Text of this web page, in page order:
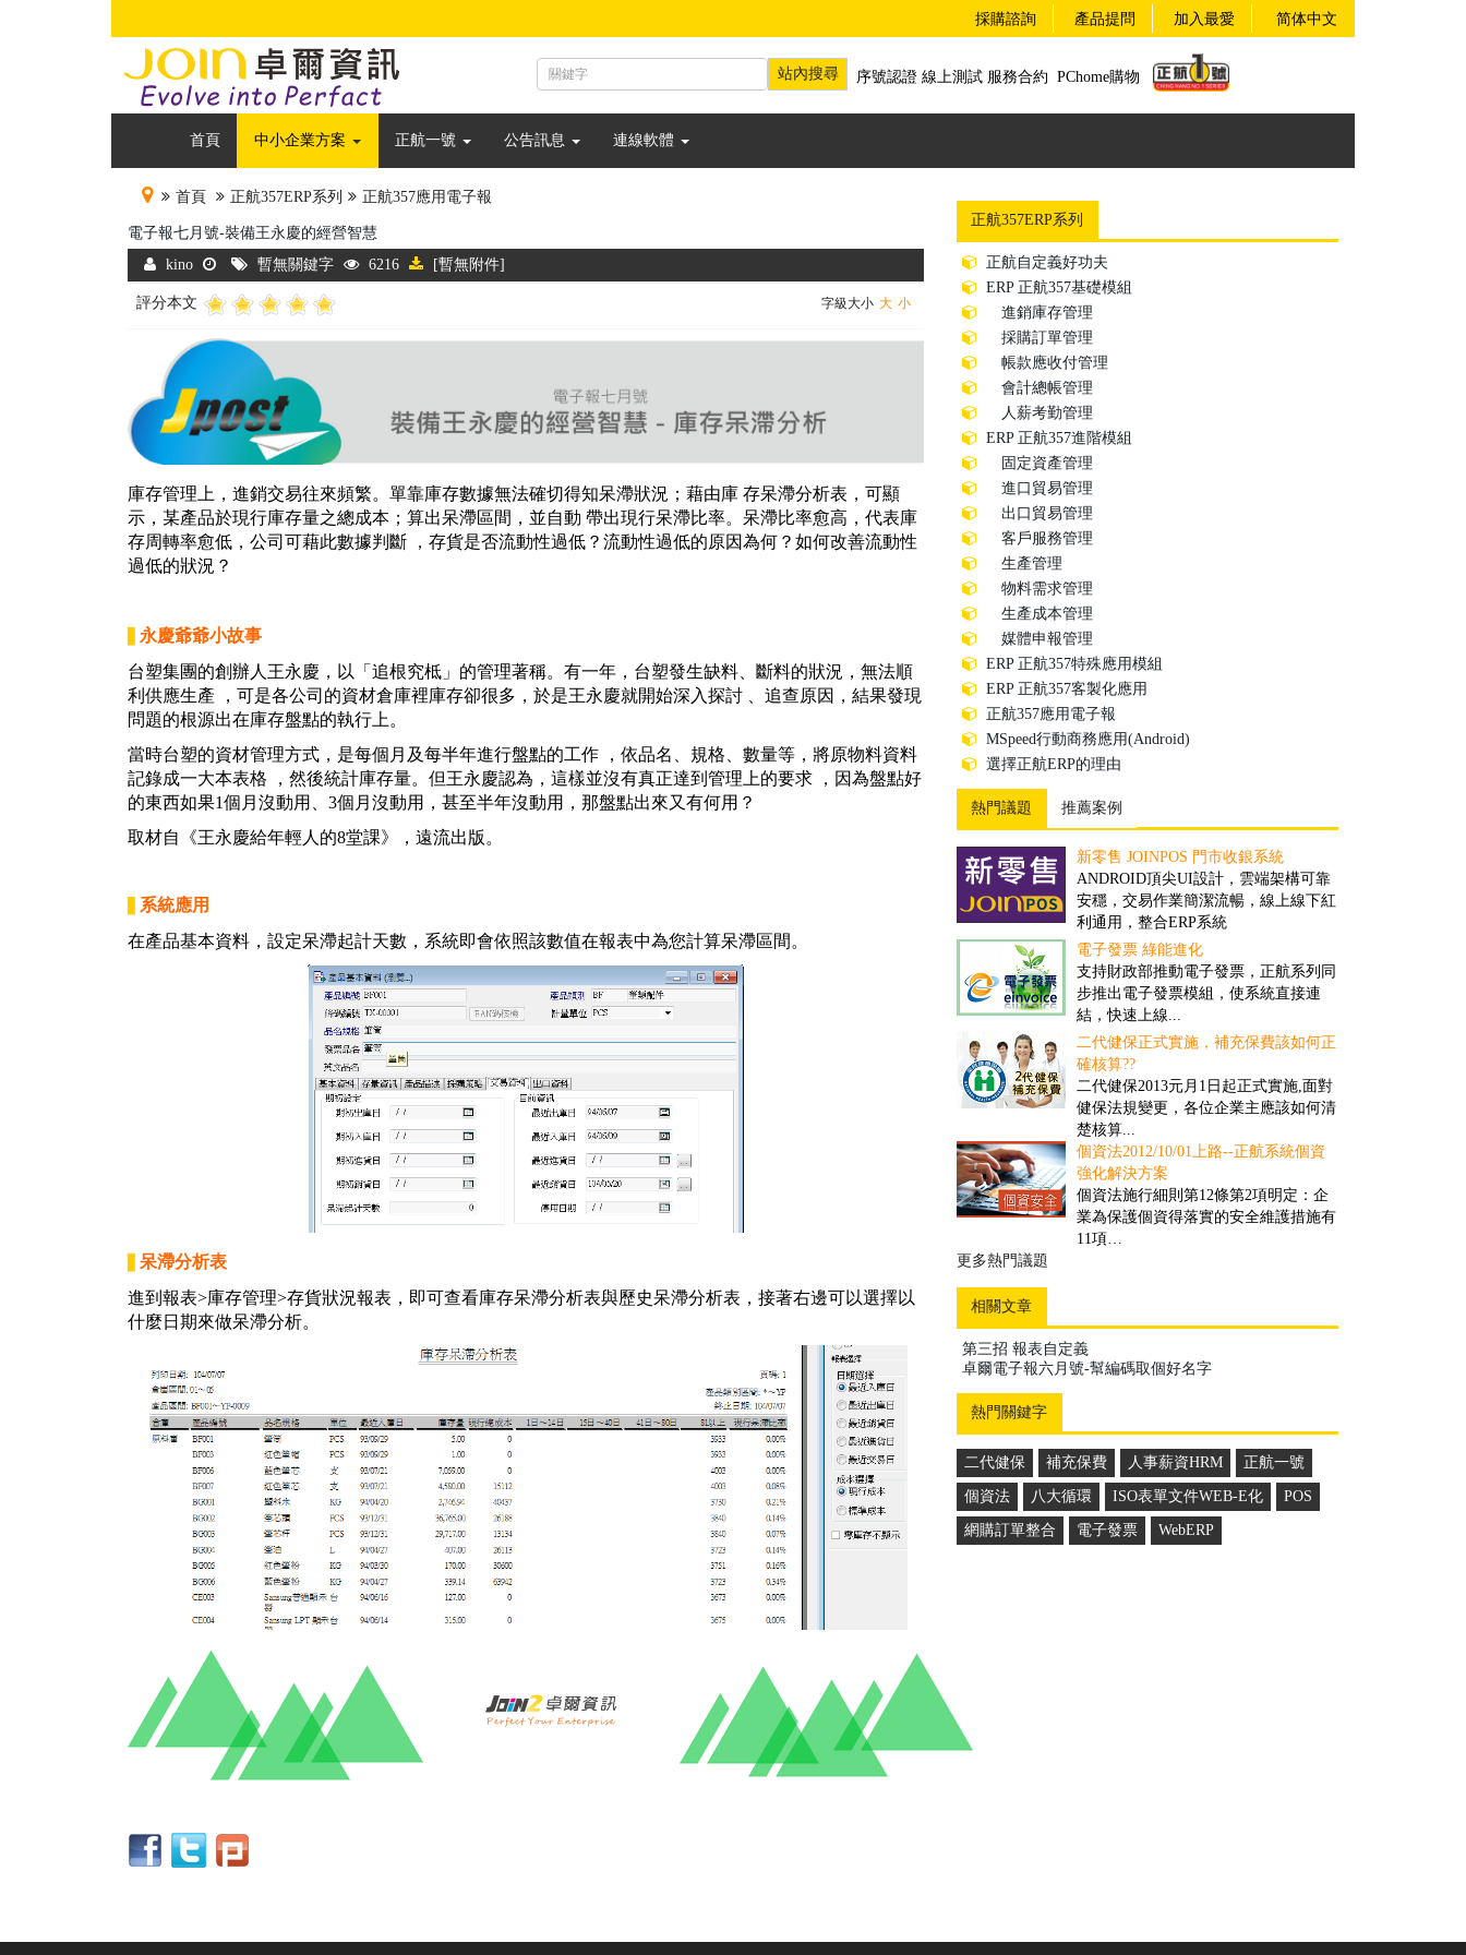
採購諮詢 產品提問 加入最愛 简体中文
序號認證 線上測試 服務合約 PChome購物
首頁 中小企業方案 正航一號 公告訊息 連線軟體
首頁 正航357ERP系列 正航357應用電子報
電子報七月號-裝備王永慶的經營智慧
kino
暫無關鍵字 6216 [暫無附件]
評分本文 字級大小 大 小
庫存管理上，進銷交易往來頻繁。單靠庫存數據無法確切得知呆滯狀況；藉由庫 存呆滯分析表，可顯
示，某產品於現行庫存量之總成本；算出呆滯區間，並自動 帶出現行呆滯比率。呆滯比率愈高，代表庫
存周轉率愈低，公司可藉此數據判斷 ，存貨是否流動性過低？流動性過低的原因為何？如何改善流動性
過低的狀況？
永慶爺爺小故事
台塑集團的創辦人王永慶，以「追根究柢」的管理著稱。有一年，台塑發生缺料、斷料的狀況，無法順
利供應生產 ，可是各公司的資材倉庫裡庫存卻很多，於是王永慶就開始深入探討 、追查原因，結果發現
問題的根源出在庫存盤點的執行上。
當時台塑的資材管理方式，是每個月及每半年進行盤點的工作 ，依品名、規格、數量等，將原物料資料
記錄成一大本表格 ，然後統計庫存量。但王永慶認為，這樣並沒有真正達到管理上的要求 ，因為盤點好
的東西如果1個月沒動用、3個月沒動用，甚至半年沒動用，那盤點出來又有何用？
取材自《王永慶給年輕人的8堂課》，遠流出版。
系統應用
在產品基本資料，設定呆滯起計天數，系統即會依照該數值在報表中為您計算呆滯區間。
呆滯分析表
進到報表>庫存管理>存貨狀況報表，即可查看庫存呆滯分析表與歷史呆滯分析表，接著右邊可以選擇以
什麼日期來做呆滯分析。
正航357ERP系列
正航自定義好功夫
ERP 正航357基礎模組
進銷庫存管理
採購訂單管理
帳款應收付管理
會計總帳管理
人薪考勤管理
ERP 正航357進階模組
固定資產管理
進口貿易管理
出口貿易管理
客戶服務管理
生產管理
物料需求管理
生產成本管理
媒體申報管理
ERP 正航357特殊應用模組
ERP 正航357客製化應用
正航357應用電子報
MSpeed行動商務應用(Android)
選擇正航ERP的理由
熱門議題 推薦案例
新零售 JOINPOS 門市收銀系統
ANDROID頂尖UI設計，雲端架構可靠
安穩，交易作業簡潔流暢，線上線下紅
利通用，整合ERP系統
電子發票 綠能進化
支持財政部推動電子發票，正航系列同
步推出電子發票模組，使系統直接連
結，快速上線...
二代健保正式實施，補充保費該如何正
確核算??
二代健保2013元月1日起正式實施,面對
健保法規變更，各位企業主應該如何清
楚核算...
個資法2012/10/01上路--正航系統個資
強化解決方案
個資法施行細則第12條第2項明定：企
業為保護個資得落實的安全維護措施有
11項…
更多熱門議題
倉儲物流業客製案例
隨著全球經濟一體化的趨勢，現代物流
將成為未來經濟發展的重要產業。然
而，ERP技術的引入，可推動物流業的
發展、加速物流業的改革與創新...
撿貨管理之解決方案
對一些客戶多、需求頻率高、送貨時間
要求高的公司而言，撿貨的速度和精確
度往往具有決定性的重要性...
盤點管理之解決方案
舊有的正航盤點流程雖然可提高效率，
但卻忽略經營面的問題，盤點人員在其
中可以偷工，因此易造成成本上的損
失...
商品計算面積之管理解決方案
因應企業於商品管理需要以面積計算，
來對其客戶報價並依此作為庫存的管
理，所制定的一套管理方案...
更多推薦案例
相關文章
第三招 報表自定義
卓爾電子報六月號-幫編碼取個好名字
熱門關鍵字
二代健保 補充保費 人事薪資HRM 正航一號
個資法 八大循環 ISO表單文件WEB-E化 POS
網購訂單整合 電子發票 WebERP